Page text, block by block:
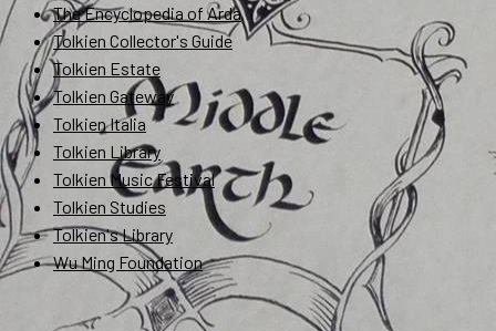
The Encyclopedia of Arda
Tolkien Collector's Guide
Tolkien Estate
Tolkien Gateway
Tolkien Italia
Tolkien Library
Tolkien Music Festival
Tolkien Studies
Tolkien's Library
Wu Ming Foundation